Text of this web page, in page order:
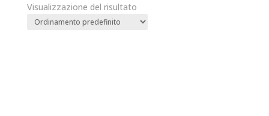
Visualizzazione del risultato